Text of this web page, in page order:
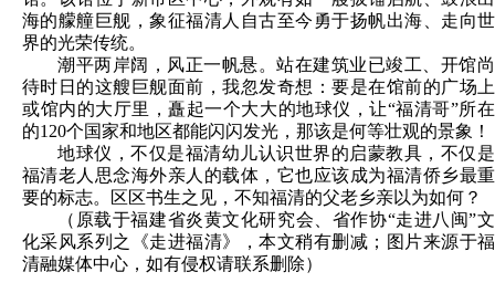
海的艨艟巨舰，象征福清人自古至今勇于扬帆出海、走向世
界的光荣传统。
潮平两岸阔，风正一帆悬。站在建筑业已竣工、开馆尚
待时日的这艘巨舰面前，我忽发奇想：要是在馆前的广场上
或馆内的大厅里，矗起一个大大的地球仪，让“福清哥”所在
的120个国家和地区都能闪闪发光，那该是何等壮观的景象！
地球仪，不仅是福清幼儿认识世界的启蒙教具，不仅是
福清老人思念海外亲人的载体，它也应该成为福清侨乡最重
要的标志。区区书生之见，不知福清的父老乡亲以为如何？
（原载于福建省炎黄文化研究会、省作协“走进八闽”文
化采风系列之
《走进福清》，本文稍有删减；图片来源于福
清融媒体中心，如有侵权请联系删除）